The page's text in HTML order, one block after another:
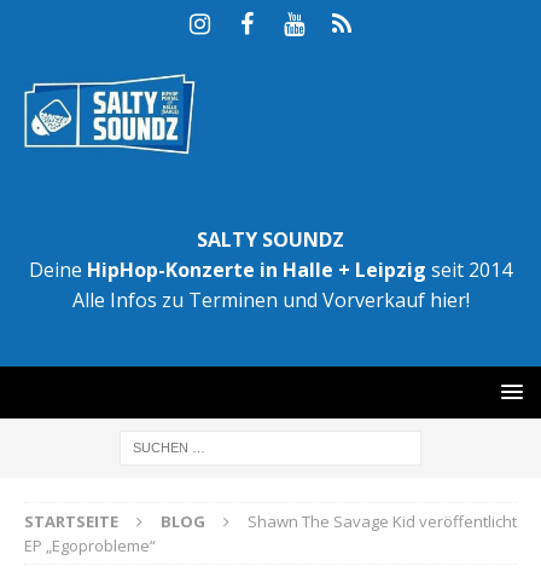
SALTY SOUNDZ
Deine HipHop-Konzerte in Halle + Leipzig seit 2014
Alle Infos zu Terminen und Vorverkauf hier!
STARTSEITE BLOG
Shawn The Savage Kid veröffentlicht
EP „Egoprobleme“